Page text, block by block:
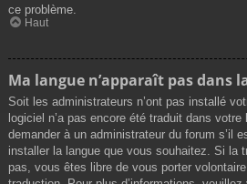
ce problème.
Haut
Ma langue n’apparaît pas dans
Soit les administrateurs n’ont pas installé
logiciel n’a pas encore été traduit dans
demander à un administrateur du forum s’il
installer la langue que vous souhaitez. Si la
pas, vous êtes libre de vous porter